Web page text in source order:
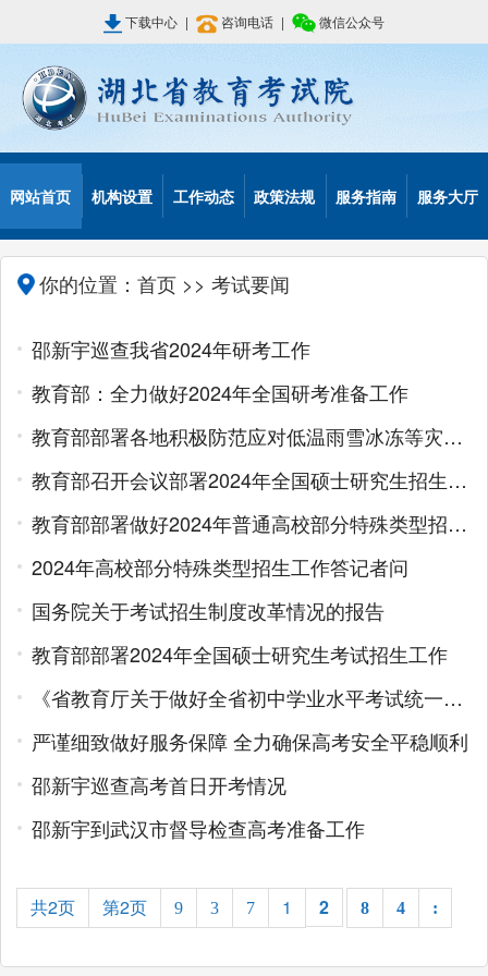
下载中心 | 咨询电话 | 微信公众号
网站首页 机构设置 工作动态 政策法规 服务指南 服务大厅
你的位置： 首页 >> 考试要闻
邵新宇巡查我省2024年研考工作
教育部：全力做好2024年全国研考准备工作
教育部部署各地积极防范应对低温雨雪冰冻等灾害，进一步做好2024年研考工作
教育部召开会议部署2024年全国硕士研究生招生考试安全工作
教育部部署做好2024年普通高校部分特殊类型招生工作
2024年高校部分特殊类型招生工作答记者问
国务院关于考试招生制度改革情况的报告
教育部部署2024年全国硕士研究生考试招生工作
《省教育厅关于做好全省初中学业水平考试统一命题工作的通知》政策解读
严谨细致做好服务保障 全力确保高考安全平稳顺利
邵新宇巡查高考首日开考情况
邵新宇到武汉市督导检查高考准备工作
共2页 第2页 9 3 7 1 2 8 4 :